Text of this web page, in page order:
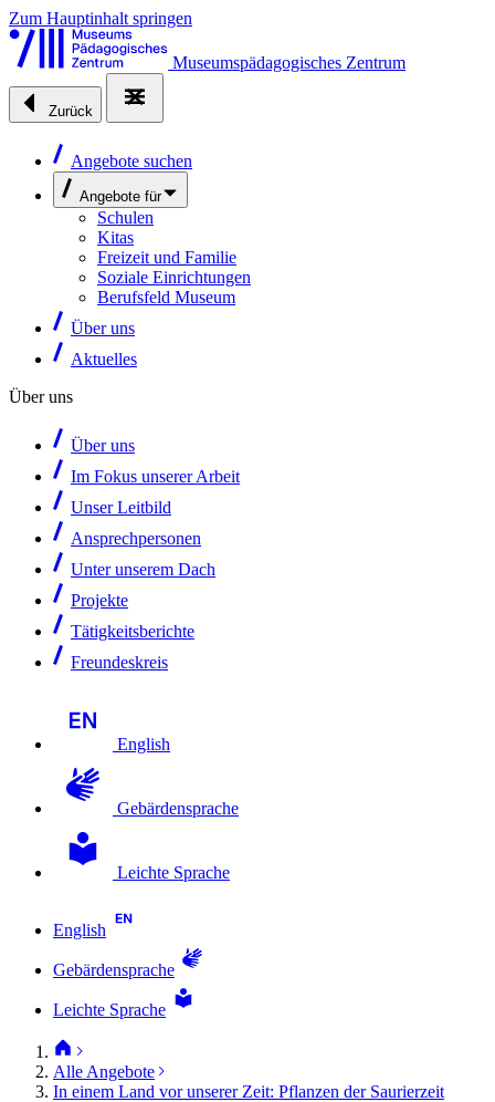
Zum Hauptinhalt springen
Museumspädagogisches Zentrum
Zurück
Angebote suchen
Angebote für
Schulen
Kitas
Freizeit und Familie
Soziale Einrichtungen
Berufsfeld Museum
Über uns
Aktuelles
Über uns
Über uns
Im Fokus unserer Arbeit
Unser Leitbild
Ansprechpersonen
Unter unserem Dach
Projekte
Tätigkeitsberichte
Freundeskreis
English
Gebärdensprache
Leichte Sprache
English
Gebärdensprache
Leichte Sprache
Alle Angebote
In einem Land vor unserer Zeit: Pflanzen der Saurierzeit